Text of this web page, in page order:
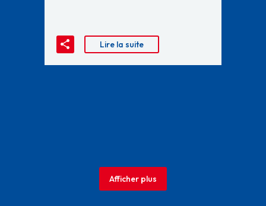
Lire la suite
Afficher plus